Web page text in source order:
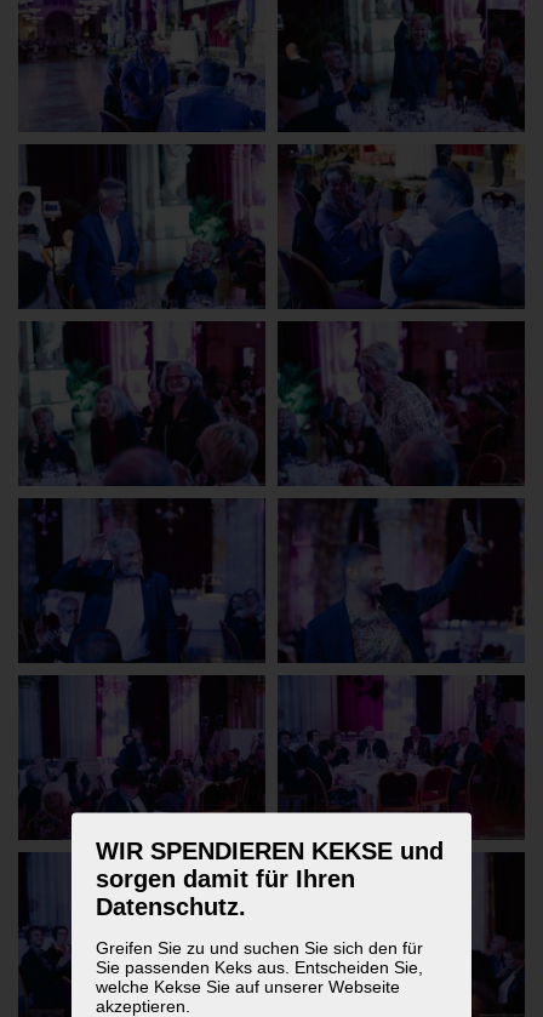
WIR SPENDIEREN KEKSE und
sorgen damit für Ihren
Datenschutz.
Greifen Sie zu und suchen Sie sich den für
Sie passenden Keks aus. Entscheiden Sie,
welche Kekse Sie auf unserer Webseite
akzeptieren.